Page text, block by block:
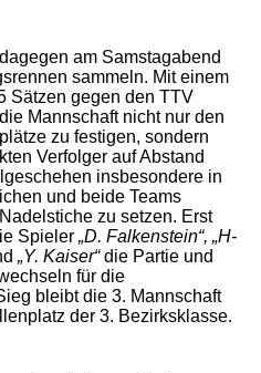
am Samstagabend
sammeln. Mit einem
Sätzen gegen den TTV
Mannschaft nicht nur den
zu festigen, sondern
Verfolger auf Abstand
insbesondere in
und beide Teams
zu setzen. Erst
Spieler „D. Falkenstein“, „H-
„Y. Kaiser“die Partie und
für die
bleibt die 3. Mannschaft
der 3. Bezirksklasse.